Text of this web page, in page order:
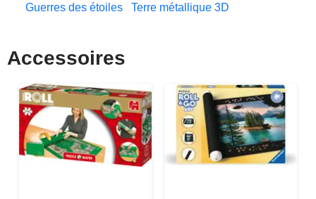
Guerres des étoiles Terre métallique 3D
Accessoires